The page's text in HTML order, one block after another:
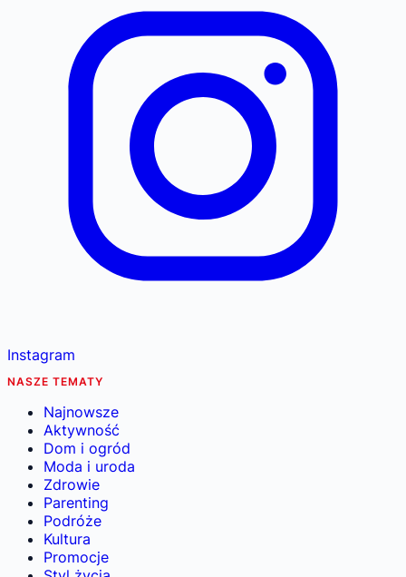
Instagram
NASZE TEMATY
Najnowsze
Aktywność
Dom i ogród
Moda i uroda
Zdrowie
Parenting
Podróże
Kultura
Promocje